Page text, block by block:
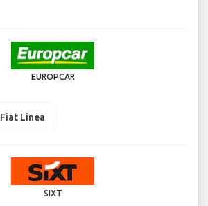
EUROPCAR
Fiat Linea
SIXT